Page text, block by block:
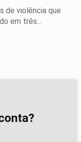
de violência que
em três...